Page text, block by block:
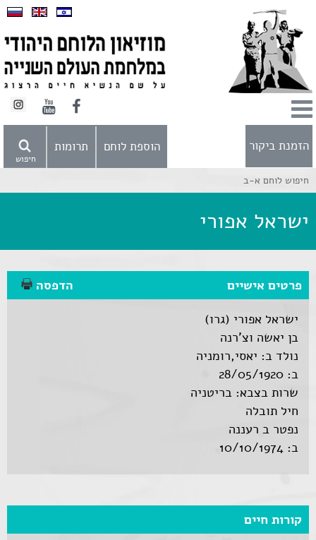
הזמנת ביקור
חיפוש
הוספת לוחם תרומות
חיפוש לוחם א-ב
ישראל אפורי
פרטים אישיים
הדפסה
ישראל אפורי (גרו)
בן יאשה וצ'רנה
נולד ב: יאסי,רומניה
ב: 28/05/1920
שרות בצבא: בריטניה
חיל תובלה
נפטר ב רעננה
ב: 10/10/1974
קורות חיים